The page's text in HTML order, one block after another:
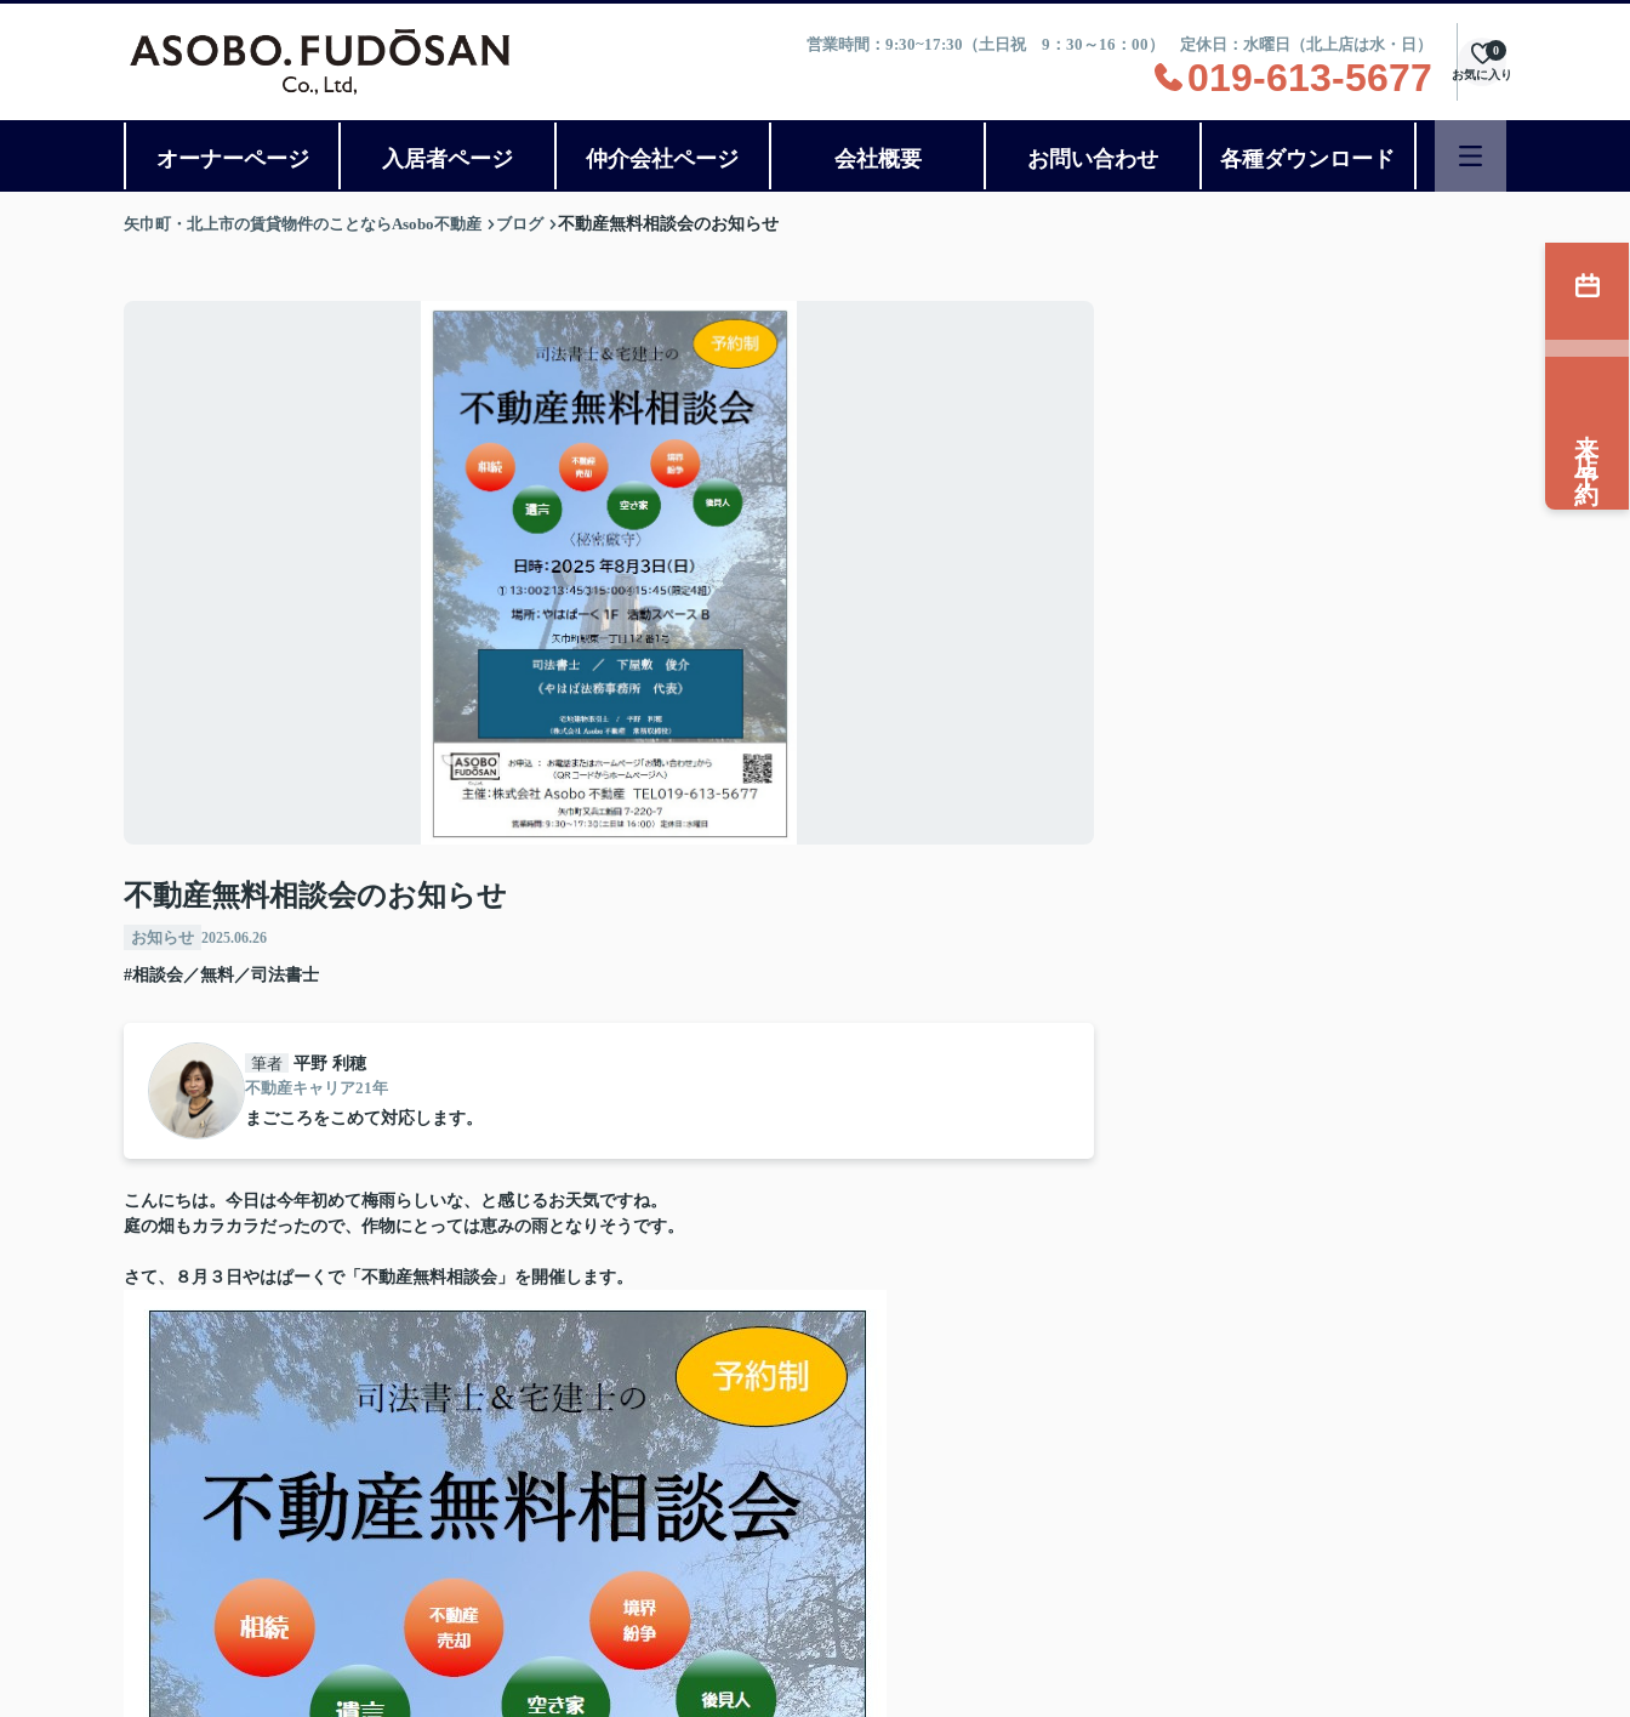
営業時間：9:30~17:30（土日祝 9：30～16：00） 定休日：水曜日（北上店は水・日）
019-613-5677 お気に入り
0
オーナーページ 入居者ページ 仲介会社ページ 会社概要 お問い合わせ 各種ダウンロード
矢巾町・北上市の賃貸物件のことならAsobo不動産 ブログ 不動産無料相談会のお知らせ
不動産無料相談会のお知らせ
お知らせ 2025.06.26
#相談会／無料／司法書士
筆者 平野 利穂
不動産キャリア21年
まごころをこめて対応します。
こんにちは。今日は今年初めて梅雨らしいな、と感じるお天気ですね。
庭の畑もカラカラだったので、作物にとっては恵みの雨となりそうです。
さて、８月３日やはぱーくで「 不動産無料相談会」を開催します。
来店予約